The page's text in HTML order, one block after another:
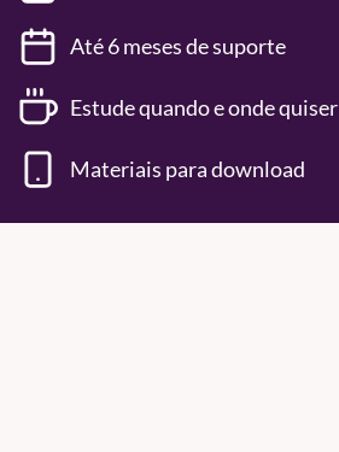
Até 6 meses de suporte
Estude quando e onde quiser
Materiais para download